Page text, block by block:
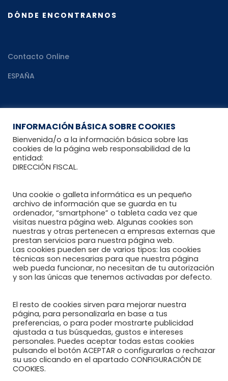
DÓNDE ENCONTRARNOS
Contacto Online
ESPAÑA
Recomendaciones al paciente reumático
Enlaces de interés
DOCUMENTOS
Política de Privacidad
Política de Cookies
Aviso Legal
INFORMACIÓN BÁSICA SOBRE COOKIES
Bienvenida/o a la información básica sobre las
cookies de la página web responsabilidad de la
entidad:
DIRECCIÓN FISCAL.
Una cookie o galleta informática es un pequeño
archivo de información que se guarda en tu
ordenador, “smartphone” o tableta cada vez que
visitas nuestra página web. Algunas cookies son
nuestras y otras pertenecen a empresas externas que
prestan servicios para nuestra página web.
Las cookies pueden ser de varios tipos: las cookies
técnicas son necesarias para que nuestra página
web pueda funcionar, no necesitan de tu autorización
y son las únicas que tenemos activadas por defecto.
El resto de cookies sirven para mejorar nuestra
página, para personalizarla en base a tus
preferencias, o para poder mostrarte publicidad
ajustada a tus búsquedas, gustos e intereses
personales. Puedes aceptar todas estas cookies
pulsando el botón ACEPTAR o configurarlas o rechazar
su uso clicando en el apartado CONFIGURACIÓN DE
COOKIES.